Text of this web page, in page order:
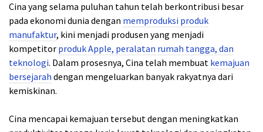
Cina yang selama puluhan tahun telah berkontribusi besar
pada ekonomi dunia dengan memproduksi produk
manufaktur, kini menjadi produsen yang menjadi
kompetitor produk Apple, peralatan rumah tangga, dan
teknologi. Dalam prosesnya, Cina telah membuat kemajuan
bersejarah dengan mengeluarkan banyak rakyatnya dari
kemiskinan.
Cina mencapai kemajuan tersebut dengan meningkatkan